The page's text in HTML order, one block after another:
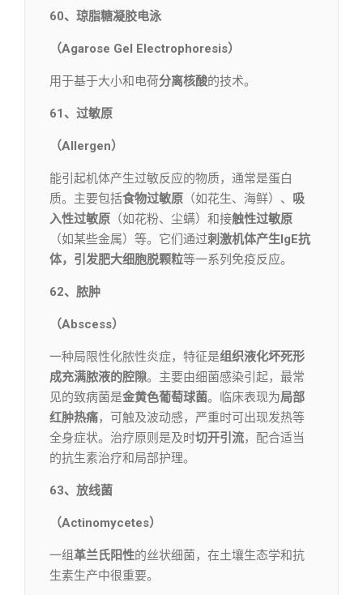
60、琼脂糖凝胶电泳
（Agarose Gel Electrophoresis）
用于基于大小和电荷分离核酸的技术。
61、过敏原
（Allergen）
能引起机体产生过敏反应的物质，通常是蛋白
质。主要包括食物过敏原 （如花生、海鲜）、 吸
入性过敏原 （如花粉、尘螨）和接触性过敏原
（如某些金属）等。它们通过刺激机体产生IgE抗
体，引发肥大细胞脱颗粒等一系列免疫反应。
62、脓肿
（Abscess）
一种局限性化脓性炎症，特征是组织液化坏死形
成充满脓液的腔隙。主要由细菌感染引起，最常
见的致病菌是金黄色葡萄球菌。临床表现为局部
红肿热痛，可触及波动感，严重时可出现发热等
全身症状。治疗原则是及时切开引流，配合适当
的抗生素治疗和局部护理。
63、放线菌
（Actinomycetes）
一组革兰氏阳性的丝状细菌，在土壤生态学和抗
生素生产中很重要。